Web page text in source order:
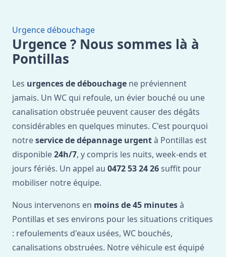
Urgence débouchage
Urgence ? Nous sommes là à
Pontillas
Les urgences de débouchage ne préviennent
jamais. Un WC qui refoule, un évier bouché ou une
canalisation obstruée peuvent causer des dégâts
considérables en quelques minutes. C'est pourquoi
notreservice de dépannage urgentà Pontillas est
disponible24h/7, y compris les nuits, week-ends et
jours fériés. Un appel au 0472 53 24 26 suffit pour
mobiliser notre équipe.
Nous intervenons en moins de 45 minutesà
Pontillas et ses environs pour les situations critiques
: refoulements d'eaux usées, WC bouchés,
canalisations obstruées. Notre véhicule est équipé